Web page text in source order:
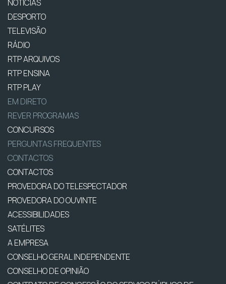
NOTÍCIAS
DESPORTO
TELEVISÃO
RÁDIO
RTP ARQUIVOS
RTP ENSINA
RTP PLAY
EM DIRETO
REVER PROGRAMAS
CONCURSOS
PERGUNTAS FREQUENTES
CONTACTOS
CONTACTOS
PROVEDORA DO TELESPECTADOR
PROVEDORA DO OUVINTE
ACESSIBILIDADES
SATÉLITES
A EMPRESA
CONSELHO GERAL INDEPENDENTE
CONSELHO DE OPINIÃO